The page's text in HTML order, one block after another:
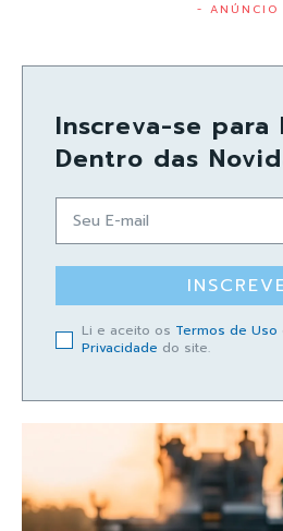
- ANÚNCIO
Inscreva-se para
Dentro das
Li e aceito os Termos de Uso
Privacidade do site.